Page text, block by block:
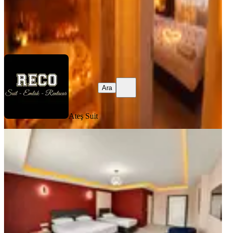
Ateş Suit
Ara
Ateş Suit
Ara
MANZARALI
Ankara, Yenimahalle
120 m²·3. Kat·31.07.2026
699 ₺